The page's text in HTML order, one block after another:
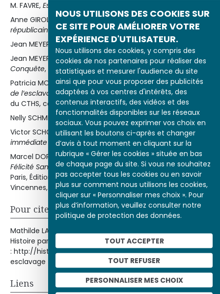
NOUS UTILISONS DES COOKIES SUR
CE SITE POUR AMÉLIORER VOTRE
EXPÉRIENCE D'UTILISATEUR.
Nous utilisons des cookies, y compris des
cookies de nos partenaires pour réaliser des
statistiques et mesurer l'audience du site
ainsi que pour vous proposer des publicités
adaptées à vos centres d'intérêts, des
contenus interactifs, des vidéos et des
fonctionnalités disponibles sur les réseaux
sociaux. Vous pouvez exprimer vos choix en
utilisant les boutons ci-après et changer
d’avis à tout moment en cliquant sur la
rubrique « Gérer les cookies » située en bas
de chaque page du site. Si vous ne souhaitez
pas accepter tous les cookies ou en savoir
plus sur comment nous utilisons les cookies,
cliquer sur « Personnaliser mes choix ». Pour
plus d’information, veuillez consulter notre
politique de protection des données.
TOUT ACCEPTER
TOUT REFUSER
PERSONNALISER MES CHOIX
M. FAVRE, Esclaves et Planteurs
Anne GIROLET,Victor Schœlcher, abolitionniste et
républicain…
, Paris, Karthala, 2000.
Jean MEYER,
Esclaves et Négriers, Paris, Gallimard, 1986.
Jean MEYER
et alii,Histoire de la France coloniale. I : La
Conquête, Paris, Armand Colin, 1991.
Patricia MOTYLEWSKI,La Société française pour l’abolition
de l’esclavage (1834-1850), préface de L. Abénon, Éditions
du CTHS, coll. « Format », 1998.
Nelly SCHMIDT,Victor Schœlcher, Paris, Fayard, 1994.
Victor SCHŒLCHER,Des colonies françaises. Abolition
immédiate de l’esclavage , Paris, Éditeur Pagnerre, 1842.
Marcel DORIGNY,Les Abolitions de l’esclavage. De Léon-
Félicité Santonax à Victor Schœlcher. 1793/1794-1848,
Paris, Éditions de l’Unesco et Presses universitaires de
Vincennes, 1995 (rééd. 1998).
Pour citer cet article
Mathilde LARRÈRE, « La II République abolit l’esclavage »,
Histoire par l'image [en ligne], consulté le 10/08/2026. URL
: http://histoire-image.org/etudes/iie-republique-abolit-
esclavage
Liens